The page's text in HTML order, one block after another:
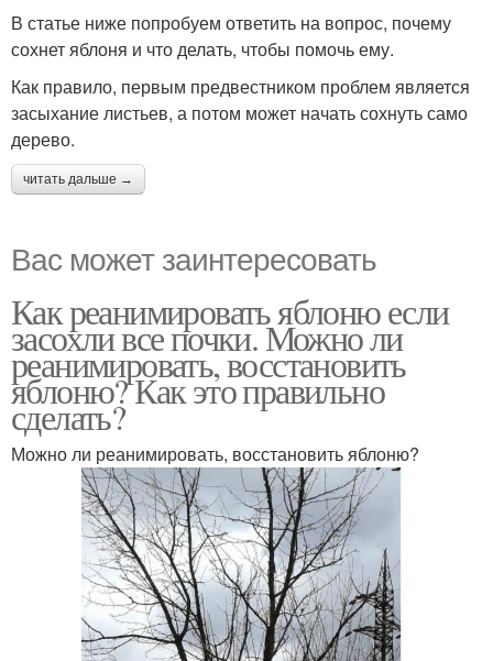
В статье ниже попробуем ответить на вопрос, почему
сохнет яблоня и что делать, чтобы помочь ему.
Как правило, первым предвестником проблем является
засыхание листьев, а потом может начать сохнуть само
дерево.
читать дальше →
Вас может заинтересовать
Как реанимировать яблоню если
засохли все почки. Можно ли
реанимировать, восстановить
яблоню? Как это правильно
сделать?
Можно ли реанимировать, восстановить яблоню?